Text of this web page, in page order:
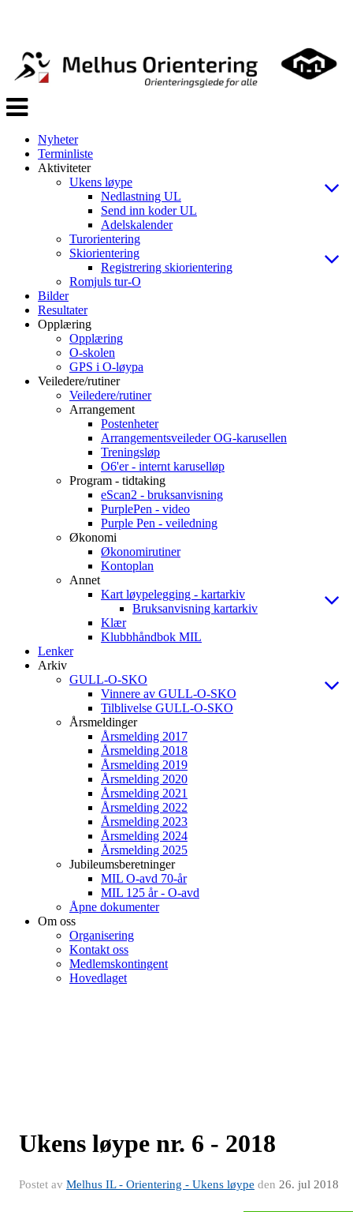
Veksle
navigasjon
Nyheter
Terminliste
Aktiviteter
Ukens løype
Nedlastning UL
Send inn koder UL
Adelskalender
Turorientering
Skiorientering
Registrering skiorientering
Romjuls tur-O
Bilder
Resultater
Opplæring
Opplæring
O-skolen
GPS i O-løypa
Veiledere/rutiner
Veiledere/rutiner
Arrangement
Postenheter
Arrangementsveileder OG-karusellen
Treningsløp
O6'er - internt karuselløp
Program - tidtaking
eScan2 - bruksanvisning
PurplePen - video
Purple Pen - veiledning
Økonomi
Økonomirutiner
Kontoplan
Annet
Kart løypelegging - kartarkiv
Bruksanvisning kartarkiv
Klær
Klubbhåndbok MIL
Lenker
Arkiv
GULL-O-SKO
Vinnere av GULL-O-SKO
Tilblivelse GULL-O-SKO
Årsmeldinger
Årsmelding 2017
Årsmelding 2018
Årsmelding 2019
Årsmelding 2020
Årsmelding 2021
Årsmelding 2022
Årsmelding 2023
Årsmelding 2024
Årsmelding 2025
Jubileumsberetninger
MIL O-avd 70-år
MIL 125 år - O-avd
Åpne dokumenter
Om oss
Organisering
Kontakt oss
Medlemskontingent
Hovedlaget
Ukens løype nr. 6 - 2018
Postet av Melhus IL - Orientering - Ukens løype den 26. jul 2018